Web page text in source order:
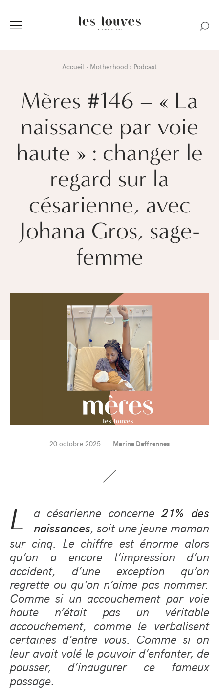
Accueil Motherhood Podcast
Mères #146 – « La
naissance par voie
haute » : changer le
regard sur la
césarienne, avec
Johana Gros, sage-
femme
20 octobre 2025 Marine Deffrennes
L a césarienne concerne21% des
naissances, soit une jeune maman
sur cinq. Le chiffre est énorme alors
qu’on a encore l’impression d’un
accident, d’une exception qu’on
regrette ou qu’on n’aime pas nommer.
Comme si un accouchement par voie
haute n’était pas un véritable
accouchement, comme le verbalisent
certaines d’entre vous. Comme si on
leur avait volé le pouvoir d’enfanter, de
pousser, d’inaugurer ce fameux
passage.